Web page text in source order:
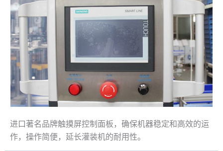
进口著名品牌触摸屏控制面板，确保机器稳定和高效的运
作，操作简便，延长灌装机的耐用性。